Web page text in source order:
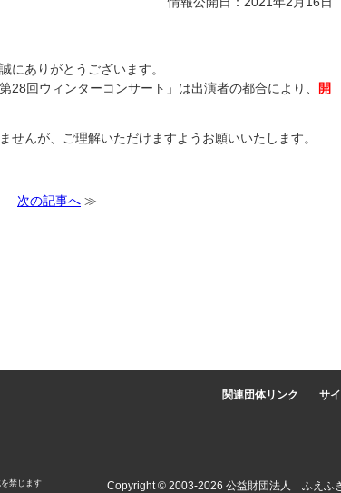
にありがとうございます。
28回ウィンターコンサート」は出演者の都合により、
開
んが、ご理解いただけますようお願いいたします。
次の記事へ ≫
関連団体リンク サ
禁じます Copyright © 2003-2026 公益財団法人 ふえふ